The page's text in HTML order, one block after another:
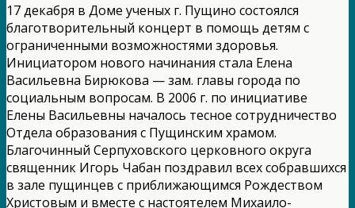
17 декабря в Доме ученых г. Пущино состоялся
благотворительный концерт в помощь детям с
ограниченными возможностями здоровья.
Инициатором нового начинания стала Елена
Васильевна Бирюкова — зам. главы города по
социальным вопросам. В 2006 г. по инициативе
Елены Васильевны началось тесное сотрудничество
Отдела образования с Пущинским храмом.
Благочинный Серпуховского церковного округа
священник Игорь Чабан поздравил всех собравшихся
в зале пущинцев с приближающимся Рождеством
Христовым и вместе с настоятелем Михаило-